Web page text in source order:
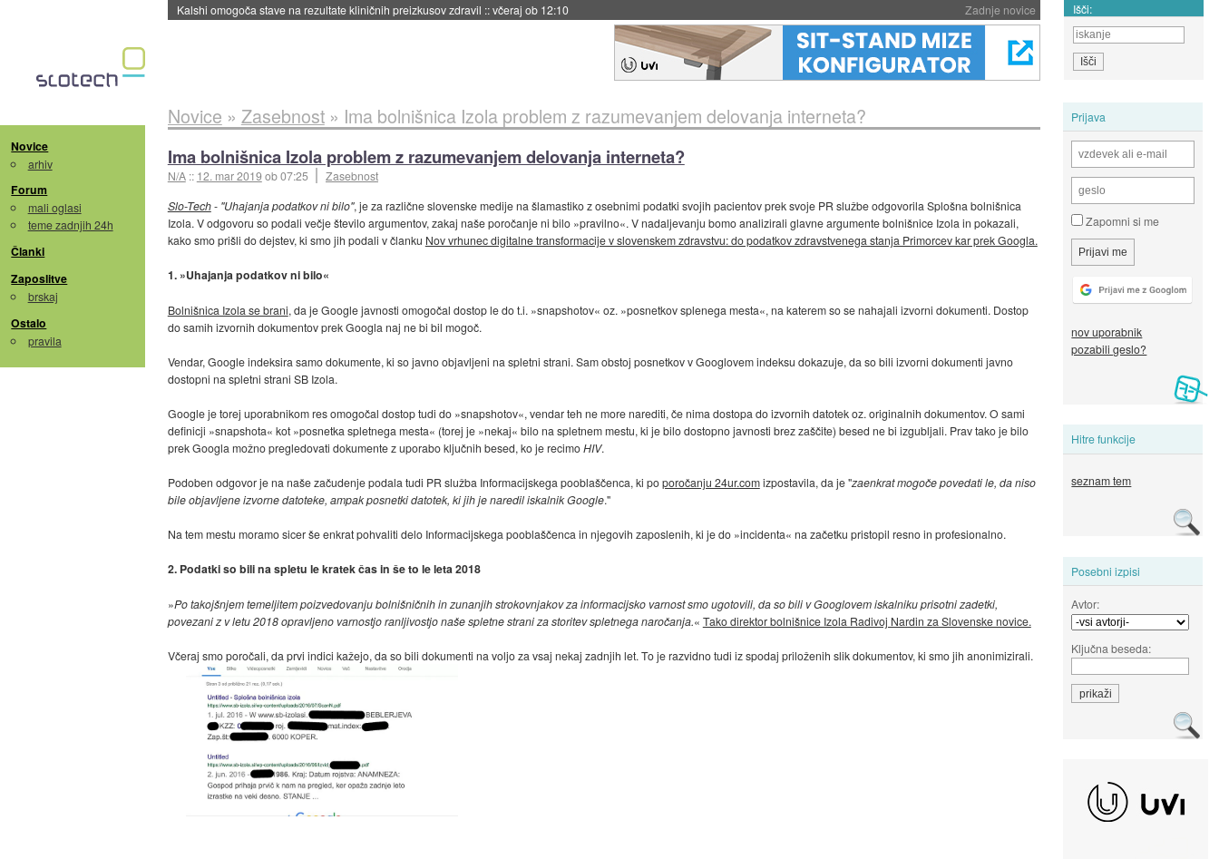
Zadnje novice
Kalshi omogoča stave na rezultate kliničnih preizkusov zdravil ::včeraj ob 12:10 Išči:
Novice
arhiv
Forum
mali oglasi
teme zadnjih 24h
Članki
Zaposlitve
brskaj
Ostalo
pravila
Prijava
Zapomni si me
nov uporabnik
pozabili geslo?
Hitre funkcije
seznam tem
Posebni izpisi
Avtor:
Ključna beseda:
Novice » Zasebnost» Ima bolnišnica Izola problem z razumevanjem delovanja interneta?
Ima bolnišnica Izola problem z razumevanjem delovanja interneta?
N/A :: 12. mar 2019ob 07:25
Zasebnost
Slo-Tech- "Uhajanja podatkov ni bilo", je za različne slovenske medije na šlamastiko z osebnimi podatki svojih pacientov prek svoje PR službe odgovorila Splošna bolnišnica
Izola. V odgovoru so podali večje število argumentov, zakaj naše poročanje ni bilo »pravilno«. V nadaljevanju bomo analizirali glavne argumente bolnišnice Izola in pokazali,
kako smo prišli do dejstev, ki smo jih podali v članku Nov vrhunec digitalne transformacije v slovenskem zdravstvu: do podatkov zdravstvenega stanja Primorcev kar prek Googla.
1. »Uhajanja podatkov ni bilo«
Bolnišnica Izola se brani, da je Google javnosti omogočal dostop le do t.i. »snapshotov« oz. »posnetkov splenega mesta«, na katerem so se nahajali izvorni dokumenti. Dostop
do samih izvornih dokumentov prek Googla naj ne bi bil mogoč.
Vendar, Google indeksira samo dokumente, ki so javno objavljeni na spletni strani. Sam obstoj posnetkov v Googlovem indeksu dokazuje, da so bili izvorni dokumenti javno
dostopni na spletni strani SB Izola.
Google je torej uporabnikom res omogočal dostop tudi do »snapshotov«, vendar teh ne more narediti, če nima dostopa do izvornih datotek oz. originalnih dokumentov. O sami
definicji »snapshota« kot »posnetka spletnega mesta« (torej je »nekaj« bilo na spletnem mestu, ki je bilo dostopno javnosti brez zaščite) besed ne bi izgubljali. Prav tako je bilo
prek Googla možno pregledovati dokumente z uporabo ključnih besed, ko je recimoHIV.
Podoben odgovor je na naše začudenje podala tudi PR služba Informacijskega pooblaščenca, ki poporočanju 24ur.comizpostavila, da je "zaenkrat mogoče povedati le, da niso
bile objavljene izvorne datoteke, ampak posnetki datotek, ki jih je naredil iskalnik Google."
Na tem mestu moramo sicer še enkrat pohvaliti delo Informacijskega pooblaščenca in njegovih zaposlenih, ki je do »incidenta« na začetku pristopil resno in profesionalno.
2. Podatki so bili na spletu le kratek čas in še to le leta 2018
»Po takojšnjem temeljitem poizvedovanju bolnišničnih in zunanjih strokovnjakov za informacijsko varnost smo ugotovili, da so bili v Googlovem iskalniku prisotni zadetki,
povezani z v letu 2018 opravljeno varnostjo ranljivostjo naše spletne strani za storitev spletnega naročanja.« Tako direktor bolnišnice Izola Radivoj Nardin za Slovenske novice.
Včeraj smo poročali, da prvi indici kažejo, da so bili dokumenti na voljo za vsaj nekaj zadnjih let. To je razvidno tudi iz spodaj priloženih slik dokumentov, ki smo jih anonimizirali.